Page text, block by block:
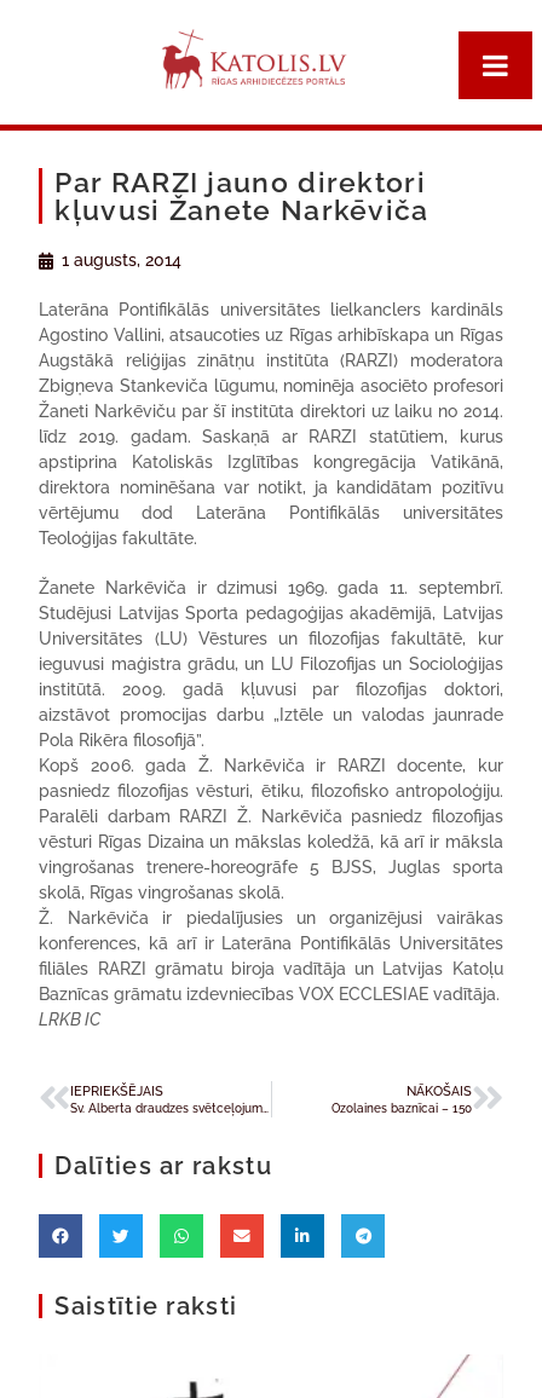
Par RARZI jauno direktori
kļuvusi Žanete Narkēviča
1 augusts, 2014
Laterāna Pontifikālās universitātes lielkanclers kardināls
Agostino Vallini, atsaucoties uz Rīgas arhibīskapa un Rīgas
Augstākā reliģijas zinātņu institūta (RARZI) moderatora
Zbigņeva Stankeviča lūgumu, nominēja asociēto profesori
Žaneti Narkēviču par šī institūta direktori uz laiku no 2014.
līdz 2019. gadam. Saskaņā ar RARZI statūtiem, kurus
apstiprina Katoliskās Izglītības kongregācija Vatikānā,
direktora nominēšana var notikt, ja kandidātam pozitīvu
vērtējumu dod Laterāna Pontifikālās universitātes
Teoloģijas fakultāte.
Žanete Narkēviča ir dzimusi 1969. gada 11. septembrī.
Studējusi Latvijas Sporta pedagoģijas akadēmijā, Latvijas
Universitātes (LU) Vēstures un filozofijas fakultātē, kur
ieguvusi maģistra grādu, un LU Filozofijas un Socioloģijas
institūtā. 2009. gadā kļuvusi par filozofijas doktori,
aizstāvot promocijas darbu „Iztēle un valodas jaunrade
Pola Rikēra filosofijā”.
Kopš 2006. gada Ž. Narkēviča ir RARZI docente, kur
pasniedz filozofijas vēsturi, ētiku, filozofisko antropoloģiju.
Paralēli darbam RARZI Ž. Narkēviča pasniedz filozofijas
vēsturi Rīgas Dizaina un mākslas koledžā, kā arī ir māksla
vingrošanas trenere-horeogrāfe 5 BJSS, Juglas sporta
skolā, Rīgas vingrošanas skolā.
Ž. Narkēviča ir piedalījusies un organizējusi vairākas
konferences, kā arī ir Laterāna Pontifikālās Universitātes
filiāles RARZI grāmatu biroja vadītāja un Latvijas Katoļu
Baznīcas grāmatu izdevniecības VOX ECCLESIAE vadītāja.
LRKB IC
IEPRIEKŠĒJAIS NĀKOŠAIS
Ozolaines baznīcai – 150
Dalīties ar rakstu
Saistītie raksti